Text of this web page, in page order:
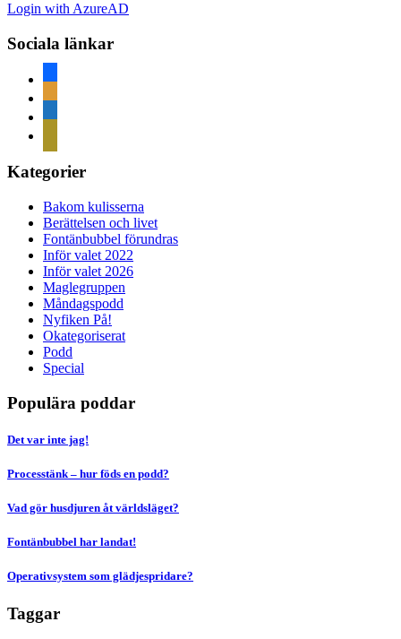
Login with AzureAD
Sociala länkar
Kategorier
Bakom kulisserna
Berättelsen och livet
Fontänbubbel förundras
Inför valet 2022
Inför valet 2026
Maglegruppen
Måndagspodd
Nyfiken På!
Okategoriserat
Podd
Special
Populära poddar
Det var inte jag!
Processtänk – hur föds en podd?
Vad gör husdjuren åt världsläget?
Fontänbubbel har landat!
Operativsystem som glädjespridare?
Taggar